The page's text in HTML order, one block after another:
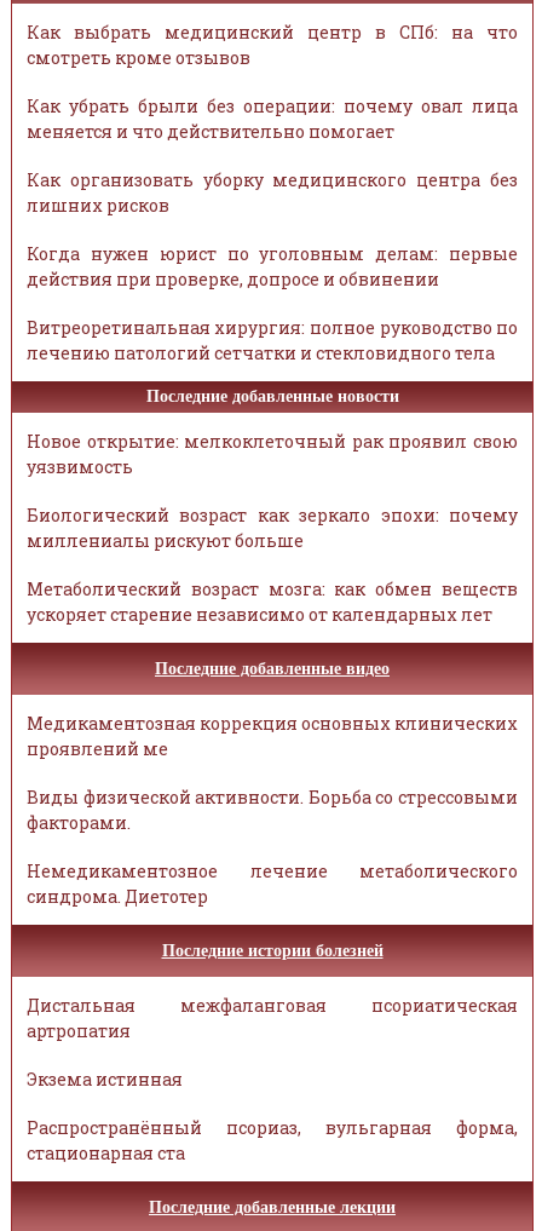
Как выбрать медицинский центр в СПб: на что
смотреть кроме отзывов
Как убрать брыли без операции: почему овал лица
меняется и что действительно помогает
Как организовать уборку медицинского центра без
лишних рисков
Когда нужен юрист по уголовным делам: первые
действия при проверке, допросе и обвинении
Витреоретинальная хирургия: полное руководство по
лечению патологий сетчатки и стекловидного тела
Последние добавленные новости
Новое открытие: мелкоклеточный рак проявил свою
уязвимость
Биологический возраст как зеркало эпохи: почему
миллениалы рискуют больше
Метаболический возраст мозга: как обмен веществ
ускоряет старение независимо от календарных лет
Последние добавленные видео
Медикаментозная коррекция основных клинических
проявлений ме
Виды физической активности. Борьба со стрессовыми
факторами.
Немедикаментозное лечение метаболического
синдрома. Диетотер
Последние истории болезней
Дистальная межфаланговая псориатическая
артропатия
Экзема истинная
Распространённый псориаз, вульгарная форма,
стационарная ста
Последние добавленные лекции